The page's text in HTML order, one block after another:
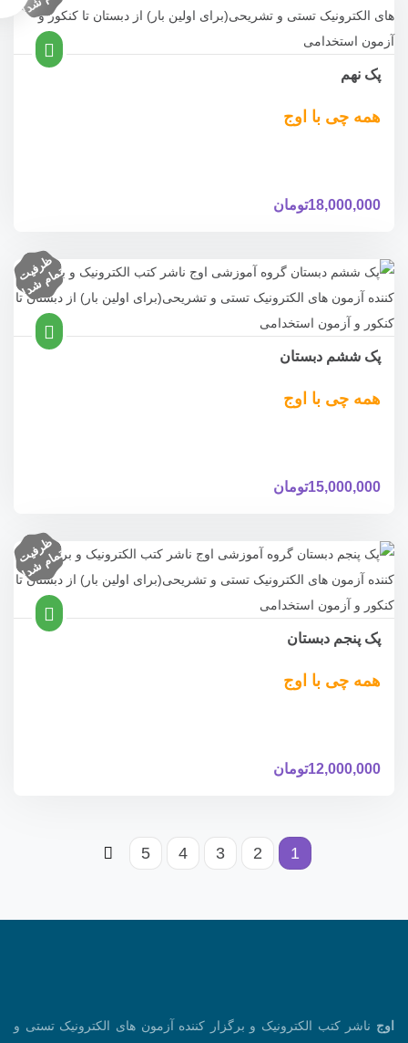
پک نهم
همه چی با اوج
18,000,000تومان
ظ
ر
ف
یت
تم
ام
ش
د
!
پک ششم دبستان
همه چی با اوج
15,000,000تومان
ظ
ر
ف
یت
تم
ام
ش
د
!
پک پنجم دبستان
همه چی با اوج
12,000,000تومان
1
2
3
4
5
اوج ناشر کتب الکترونیک و برگزار کننده آزمون های الکترونیک تستی و